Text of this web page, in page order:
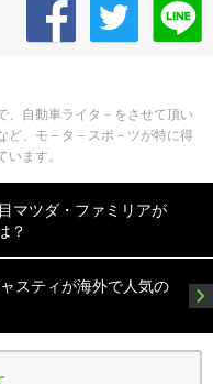
、自動車ライタ－をさせて頂い
ど、モ－タ－スポ－ツが特に得
ます。
マツダ・ファミリアが
？
スティが海外で人気の